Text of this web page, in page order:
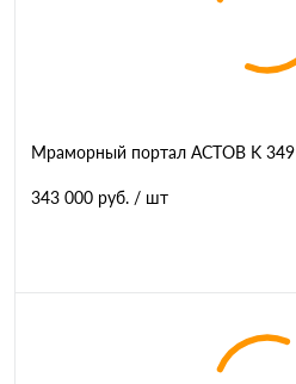
Мраморный портал АСТОВ K 349
343 000 руб. / шт